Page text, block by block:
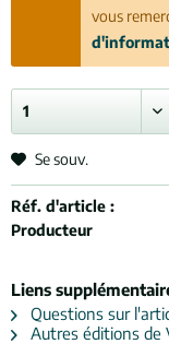
vous
Se souv.
Réf. d'article :
Producteur
Liens
Questions sur
Autres éditions de